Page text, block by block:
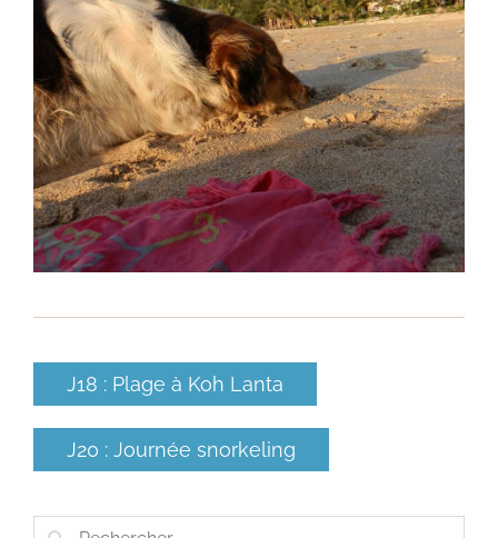
J18 : Plage à Koh Lanta
J20 : Journée snorkeling
Rechercher: